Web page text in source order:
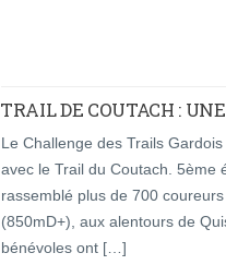
TRAIL DE COUTACH :
Le Challenge des Trails
avec le Trail du Coutach. 5ème
rassemblé plus de 700
(850mD+), aux alentours de
bénévoles ont […]